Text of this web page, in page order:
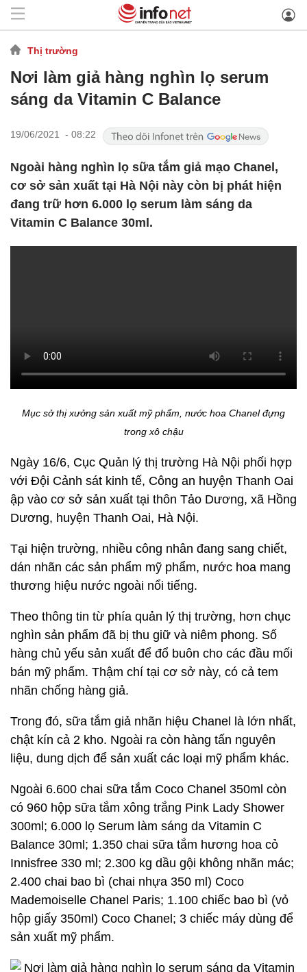
Thị trường
Nơi làm giả hàng nghìn lọ serum
sáng da Vitamin C Balance
19/06/2021 - 08:22
Ngoài hàng nghìn lọ sữa tắm giả mạo Chanel,
cơ sở sản xuất tại Hà Nội này còn bị phát hiện
đang trữ hơn 6.000 lọ serum làm sáng da
Vitamin C Balance 30ml.
Mục sở thị xưởng sản xuất mỹ phẩm, nước hoa Chanel đựng
trong xô chậu
Ngày 16/6, Cục Quản lý thị trường Hà Nội phối hợp
với Đội Cảnh sát kinh tế, Công an huyện Thanh Oai
ập vào cơ sở sản xuất tại thôn Tảo Dương, xã Hồng
Dương, huyện Thanh Oai, Hà Nội.
Tại hiện trường, nhiều công nhân đang sang chiết,
dán nhãn các sản phẩm mỹ phẩm, nước hoa mang
thương hiệu nước ngoài nổi tiếng.
Theo thông tin từ phía quản lý thị trường, hơn chục
nghìn sản phẩm đã bị thu giữ và niêm phong. Số
hàng chủ yếu sản xuất để đổ buôn cho các đầu mối
bán mỹ phẩm. Thậm chí tại cơ sở này, có cả tem
nhãn chống hàng giả.
Trong đó, sữa tắm giả nhãn hiệu Chanel là lớn nhất,
chật kín cả 2 kho. Ngoài ra còn hàng tấn nguyên
liệu, dung dịch để sản xuất các loại mỹ phẩm khác.
Ngoài 6.600 chai sữa tắm Coco Chanel 350ml còn
có 960 hộp sữa tắm xông trắng Pink Lady Shower
300ml; 6.000 lọ Serum làm sáng da Vitamin C
Balance 30ml; 1.350 chai sữa tắm hương hoa cỏ
Innisfree 330 ml; 2.300 kg dầu gội không nhãn mác;
2.400 chai bao bì (chai nhựa 350 ml) Coco
Mademoiselle Chanel Paris; 1.100 chiếc bao bì (vỏ
hộp giấy 350ml) Coco Chanel; 3 chiếc máy dùng để
sản xuất mỹ phẩm.